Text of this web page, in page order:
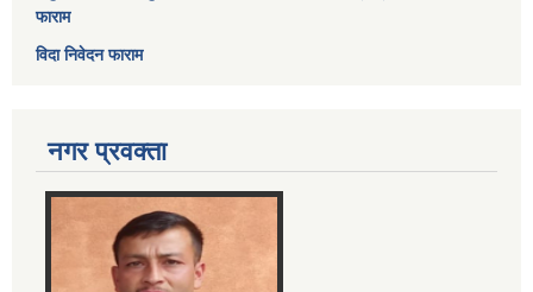
फाराम
विदा निवेदन फाराम
नगर प्रवक्ता